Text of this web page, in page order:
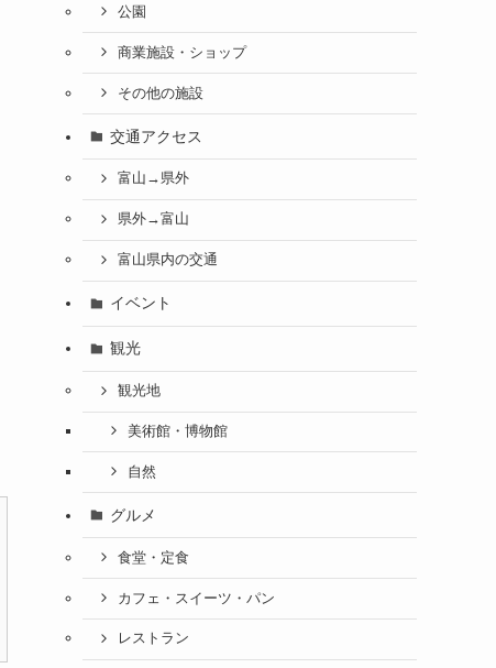
公園
商業施設・ショップ
その他の施設
交通アクセス
富山→県外
県外→富山
富山県内の交通
イベント
観光
観光地
美術館・博物館
自然
グルメ
食堂・定食
カフェ・スイーツ・パン
レストラン